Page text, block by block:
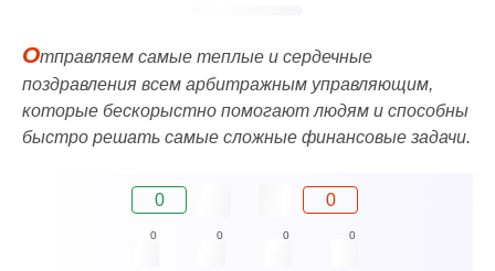
Отправляем самые теплые и сердечные
поздравления всем арбитражным управляющим,
которые бескорыстно помогают людям и способны
быстро решать самые сложные финансовые задачи.
0 0
0 0 0 0